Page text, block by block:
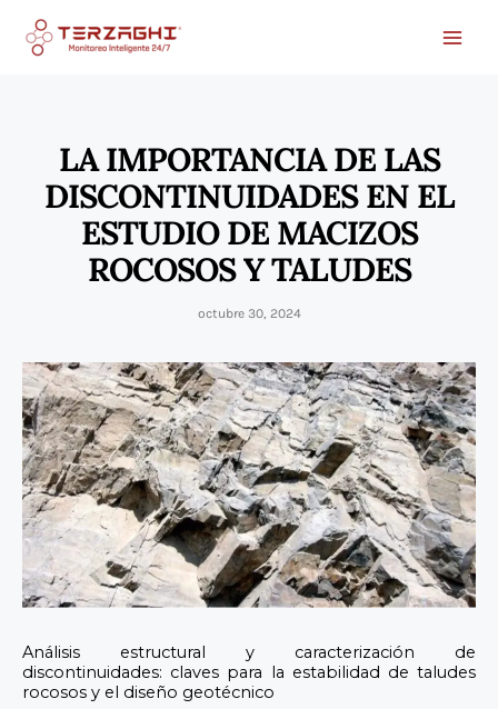
LA IMPORTANCIA DE LAS
DISCONTINUIDADES EN EL
ESTUDIO DE MACIZOS
ROCOSOS Y TALUDES
octubre 30, 2024
Análisis estructural y caracterización de
discontinuidades: claves para la estabilidad de taludes
rocosos y el diseño geotécnico